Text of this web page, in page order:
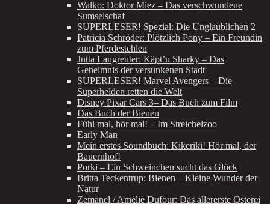
Walko: Doktor Miez – Das verschwundene
Sumselschaf
SUPERLESER! Spezial: Die Unglaublichen 2
Patricia Schröder: Plötzlich Pony – Ein Freundin
zum Pferdestehlen
Jutta Langreuter: Käpt’n Sharky – Das
Geheimnis der versunkenen Stadt
SUPERLESER! Marvel Avengers – Die
Superhelden retten die Welt
Disney Pixar Cars 3– Das Buch zum Film
Das Buch der Bienen
Fühl mal, hör mal! – Im Streichelzoo
Early Man
Mein erstes Soundbuch: Kikeriki! Hör mal, der
Bauernhof!
Porki – Ein Schweinchen sucht das Glück
Britta Teckentrup: Bienen – Kleine Wunder der
Natur
Zemanel / Amélie Dufour: Das allererste Osterei